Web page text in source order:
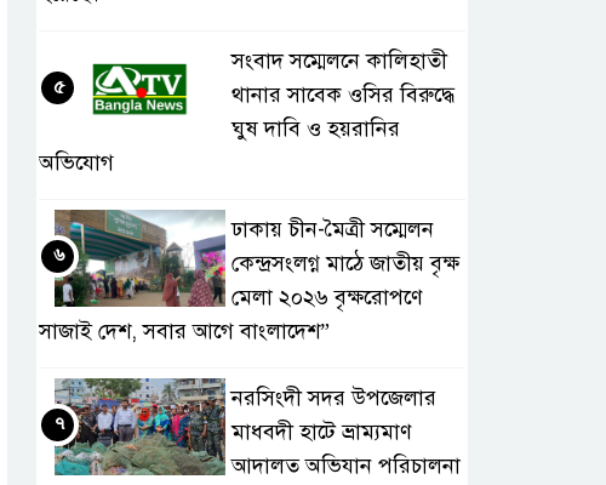
সংবাদ সম্মেলনে কালিহাতী
থানার সাবেক ওসির বিরুদ্ধে
ঘুষ দাবি ও হয়রানির
অভিযোগ
৫
ঢাকায় চীন-মৈত্রী সম্মেলন
কেন্দ্রসংলগ্ন মাঠে জাতীয় বৃক্ষ
মেলা ২০২৬ বৃক্ষরোপণে
সাজাই দেশ, সবার আগে বাংলাদেশ”
৬
নরসিংদী সদর উপজেলার
মাধবদী হাটে ভ্রাম্যমাণ
আদালত অভিযান পরিচালনা
৭